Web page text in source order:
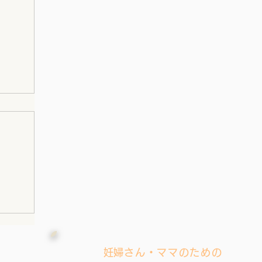
​妊婦さん・ママのための